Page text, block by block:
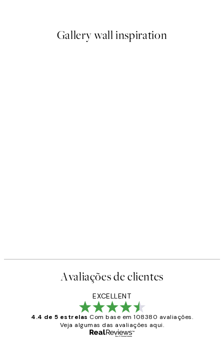
Gallery wall inspiration
Avaliações de clientes
EXCELLENT
4.4 de 5 estrelas Com base em 108380 avaliações.
Veja algumas das avaliações aqui.